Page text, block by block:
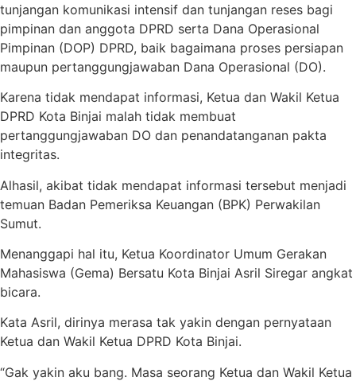
tunjangan komunikasi intensif dan tunjangan reses bagi
pimpinan dan anggota DPRD serta Dana Operasional
Pimpinan (DOP) DPRD, baik bagaimana proses persiapan
maupun pertanggungjawaban Dana Operasional (DO).
Karena tidak mendapat informasi, Ketua dan Wakil Ketua
DPRD Kota Binjai malah tidak membuat
pertanggungjawaban DO dan penandatanganan pakta
integritas.
Alhasil, akibat tidak mendapat informasi tersebut menjadi
temuan Badan Pemeriksa Keuangan (BPK) Perwakilan
Sumut.
Menanggapi hal itu, Ketua Koordinator Umum Gerakan
Mahasiswa (Gema) Bersatu Kota Binjai Asril Siregar angkat
bicara.
Kata Asril, dirinya merasa tak yakin dengan pernyataan
Ketua dan Wakil Ketua DPRD Kota Binjai.
“Gak yakin aku bang. Masa seorang Ketua dan Wakil Ketua